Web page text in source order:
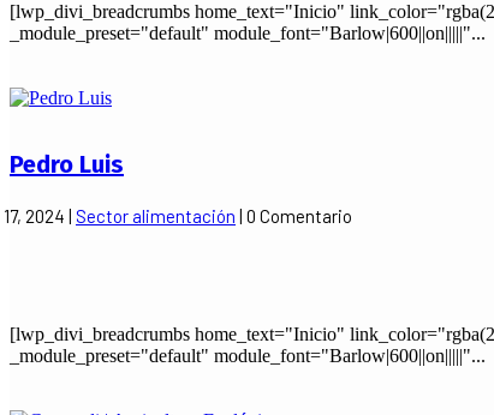
[lwp_divi_breadcrumbs home_text="Inicio"
_module_preset="default" module_font="Barlow|600||on|||||"...
Pedro Luis
2024 | Sector alimentación | 0 Comentario
[lwp_divi_breadcrumbs home_text="Inicio"
_module_preset="default" module_font="Barlow|600||on|||||"...